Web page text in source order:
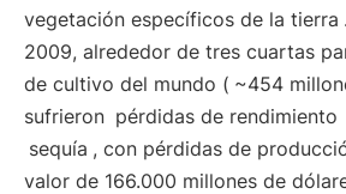
vegetación específicos de la tierra
2009, alrededor de tres cuartas
de cultivo del mundo ( ~454
sufrieron pérdidas de rendimiento
sequía , con pérdidas de
valor de 166.000 millones de